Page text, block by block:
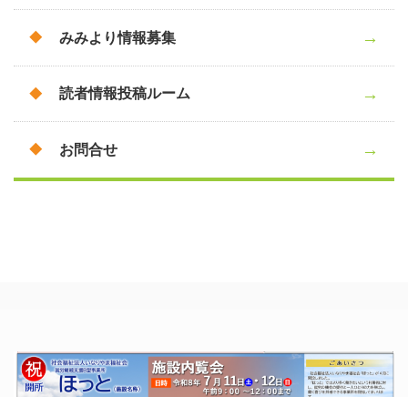
みみより情報募集
読者情報投稿ルーム
お問合せ